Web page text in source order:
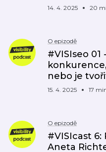
14. 4. 2025 20
O epizodě
#VISIseo
nebo je
15. 4. 2025 17
O epizodě
#VISIcast 6:
Aneta